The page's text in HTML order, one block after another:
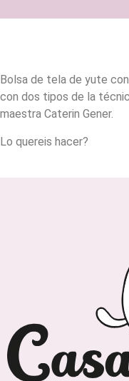
Bolsa de tela de yute
con dos tipos de la
maestra Caterin Gener.
Lo quereis hacer?